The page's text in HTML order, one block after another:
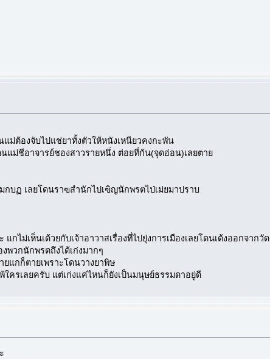
แม่ต้องจับไปแช่ยาทั้งตัวให้หนังเหนียวคงกะพัน
แม่ชีอาจารย์ชองสาวรายหนึ่ง ต่อยที่ก้น(จุดอ่อน)เลยตาย
กบฏ เลยโดนราฃสำนักไปเฃิญนักพรตไป่เม่ยมาปราบ
ไม่เห็นเด้วยกับเจ้าอาวาสเรื่องที่ไปยุ่งการเมืองเลยโดนเด้งออกจากวัด
พวกนักพรตถึงได้เก่งมากๆ
แกก็ตายเพราะโดนวางยาพิษ
ครเลยครับ แต่เก่งแค่ไหนก็ยังเป็นมนุษย์ธรรมดาอยู่ดี